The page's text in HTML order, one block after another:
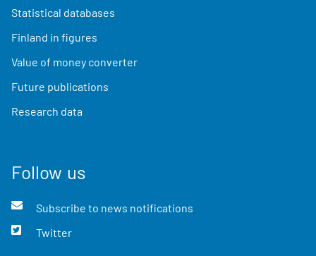
Statistical databases
Finland in figures
Value of money converter
Future publications
Research data
Follow us
Subscribe to news notifications
Twitter